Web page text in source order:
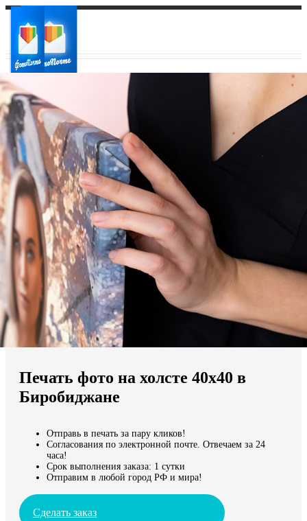
Ваш город:
Ваш регион доставки
Выберите из списка:
Мы доставляем по всему миру
Продолжить без города
Печать фото на холсте 40х40 в
Биробиджане
Отправь в печать за пару кликов!
Согласования по электронной почте. Отвечаем за 24
часа!
Срок выполнения заказа: 1 сутки
Отправим в любой город РФ и мира!
Сделать заказ